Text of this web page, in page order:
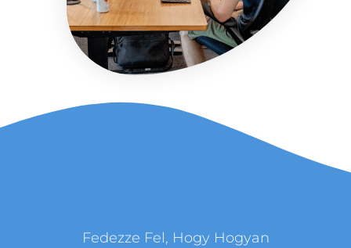
Fedezze Fel, Hogy Hogyan